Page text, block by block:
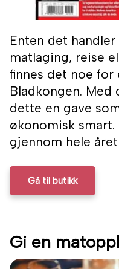
Enten det
matlaging, reise
finnes det noe for
Bladkongen.
dette en gave
økonomisk
gjennom hele
Gå til butikk
Gi en